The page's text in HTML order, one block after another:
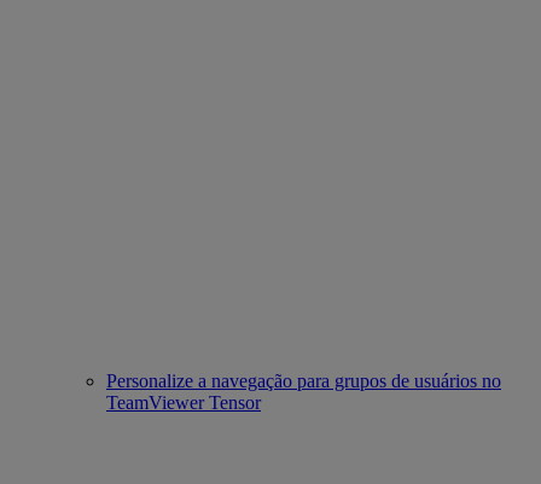
Personalize a navegação para grupos de usuários no
TeamViewer Tensor